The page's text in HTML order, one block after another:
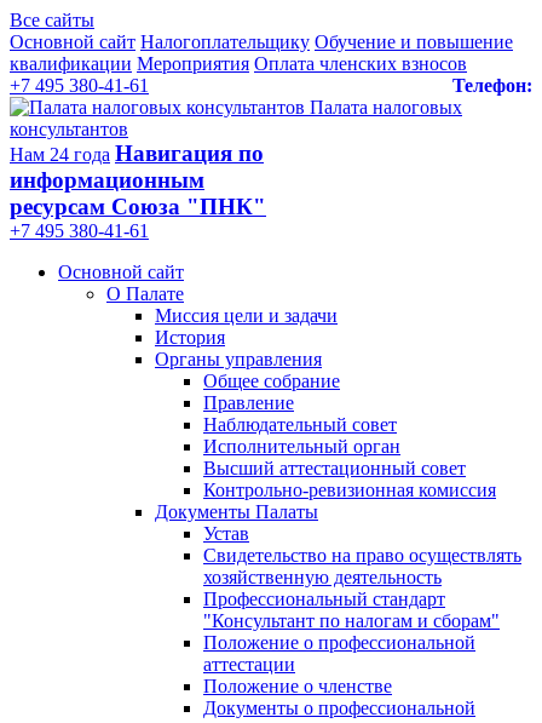
Все сайты
Основной сайт Налогоплательщику Обучение и повышение
квалификации Мероприятия Оплата членских взносов
Телефон:
+7 495 380-41-61
Палата налоговых
консультантов
Нам 24 года Навигация по
информационным
ресурсам Союза "ПНК"
+7 495 380‑41‑61
Основной сайт
О Палате
Миссия цели и задачи
История
Органы управления
Общее собрание
Правление
Наблюдательный совет
Исполнительный орган
Высший аттестационный совет
Контрольно-ревизионная комиссия
Документы Палаты
Устав
Свидетельство на право осуществлять
хозяйственную деятельность
Профессиональный стандарт
"Консультант по налогам и сборам"
Положение о профессиональной
аттестации
Положение о членстве
Документы о профессиональной